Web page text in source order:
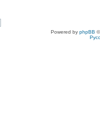
Powered by phpBB